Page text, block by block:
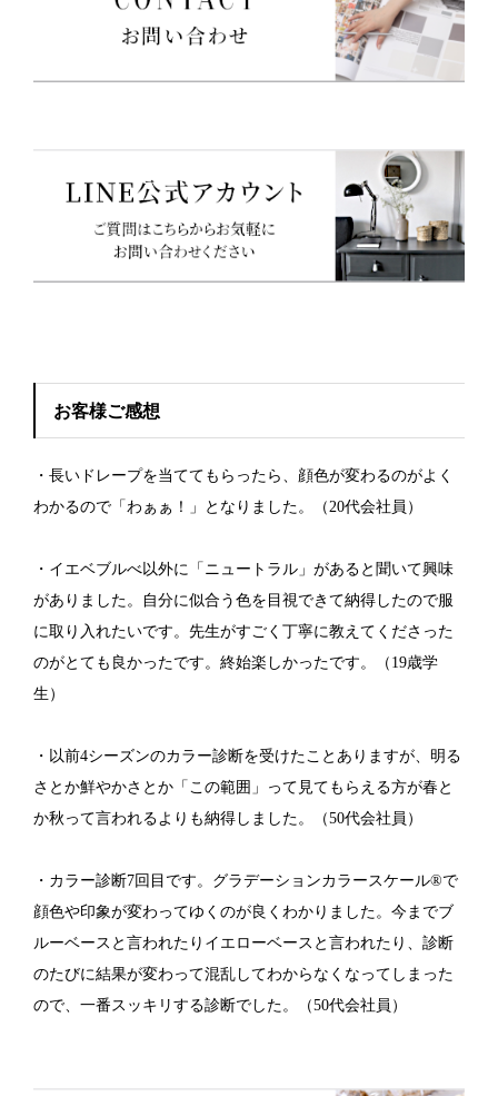
お客様ご感想
・長いドレープを当ててもらったら、顔色が変わるのがよく
わかるので「わぁぁ！」となりました。（20代会社員）
・イエベブルべ以外に「ニュートラル」があると聞いて興味
がありました。自分に似合う色を目視できて納得したので服
に取り入れたいです。先生がすごく丁寧に教えてくださった
のがとても良かったです。終始楽しかったです。（19歳学
生）
・以前4シーズンのカラー診断を受けたことありますが、明る
さとか鮮やかさとか「この範囲」って見てもらえる方が春と
か秋って言われるよりも納得しました。（50代会社員）
・カラー診断7回目です。グラデーションカラースケール®で
顔色や印象が変わってゆくのが良くわかりました。今までブ
ルーベースと言われたりイエローベースと言われたり、診断
のたびに結果が変わって混乱してわからなくなってしまった
ので、一番スッキリする診断でした。（50代会社員）